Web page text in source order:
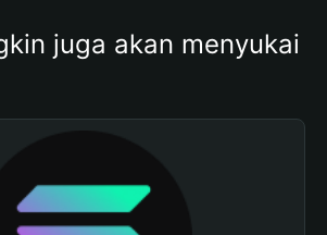
juga akan menyukai